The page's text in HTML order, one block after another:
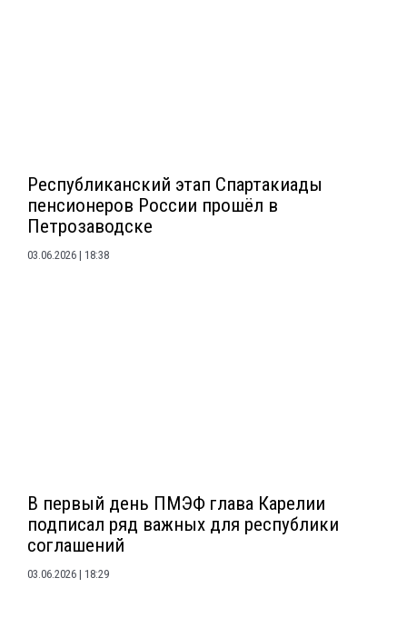
Республиканский этап Спартакиады
пенсионеров России прошёл в
Петрозаводске
03.06.2026 18:38
В первый день ПМЭФ глава Карелии
подписал ряд важных для республики
соглашений
03.06.2026 18:29